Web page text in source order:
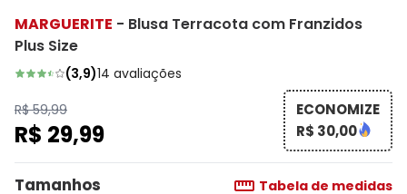
MARGUERITE - Blusa Terracota com Franzidos
Plus Size
(3,9)14 avaliações
R$ 59,99
R$ 29,99
ECONOMIZE
R$ 30,00
Tamanhos Tabela de medidas